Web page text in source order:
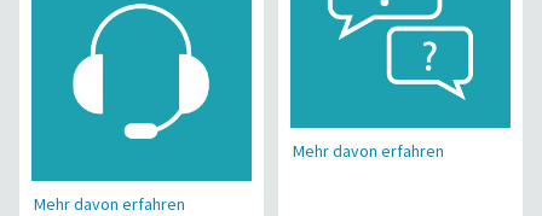
Mehr davon erfahren
Mehr davon erfahren